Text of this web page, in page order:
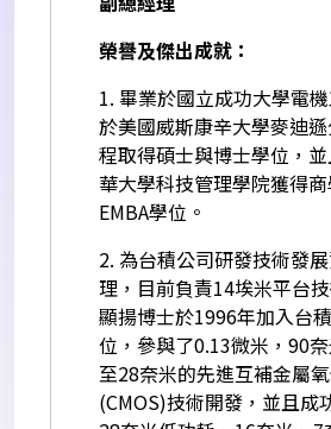
榮譽及傑出成就：
1. 畢業於國立成功大學電機
於美國威斯康辛大學麥迪
程取得碩士與博士學位，
華大學科技管理學院獲得
EMBA學位。
2. 為台積公司研發技術發
理，目前負責14埃米平台
顯揚博士於1996年加入台
位，參與了0.13微米，90
至28奈米的先進互補金屬
(CMOS)技術開發，並且成